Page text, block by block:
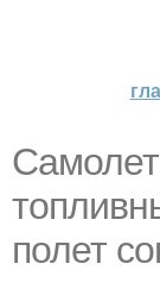
полет